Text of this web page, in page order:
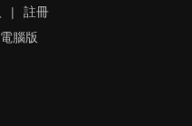
|
註冊
電腦版